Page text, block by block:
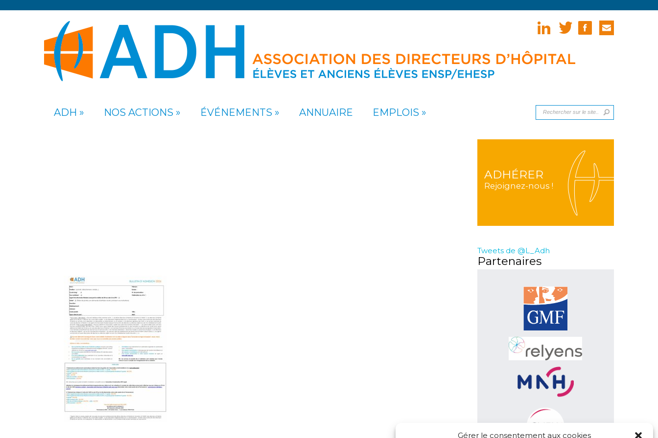
Gérer le consentement aux cookies
ADH NOS ACTIONS ÉVÉNEMENTS ANNUAIRE EMPLOIS
ADHÉRER
Rejoignez-nous !
Tweets de @L_Adh
Partenaires